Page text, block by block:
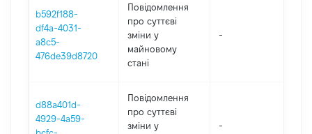
b592f188-
df4a-4031-
a8c5-
476de39d8720
Повідомлення
про суттєві
зміни y
майновому
стані
-
d88a401d-
4929-4a59-
Повідомлення
про суттєві
зміни y
-